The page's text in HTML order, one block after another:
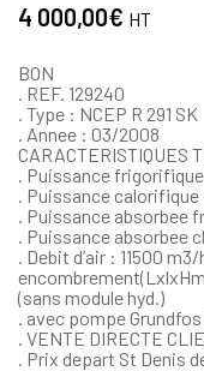
4 000,00€ HT
BON
. REF. 129240
. Type : NCEP R 291 SK
. Annee : 03/2008
CARACTERISTIQUES
. Puissance
. Puissance
. Puissance absorbee
. Puissance absorbee
. Debit d’air : 11500 m3/
(sans module hyd.)
. avec pompe Grundfos
. VENTE DIRECTE
. Prix depart St Denis